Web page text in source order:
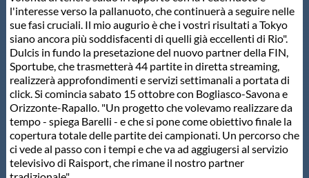
l'interesse verso la pallanuoto, che continuerà a seguire nelle
sue fasi cruciali. Il mio augurio è che i vostri risultati a Tokyo
siano ancora più soddisfacenti di quelli già eccellenti di Rio".
Dulcis in fundo la presetazione del nuovo partner della FIN,
Sportube, che trasmetterà 44 partite in diretta streaming,
realizzerà approfondimenti e servizi settimanali a portata di
click. Si comincia sabato 15 ottobre con Bogliasco-Savona e
Orizzonte-Rapallo. "Un progetto che volevamo realizzare da
tempo - spiega Barelli - e che si pone come obiettivo finale la
copertura totale delle partite dei campionati. Un percorso che
ci vede al passo con i tempi e che va ad aggiugersi al servizio
televisivo di Raisport, che rimane il nostro partner